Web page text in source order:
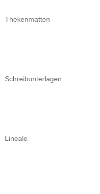
Thekenmatten
Schreibunterlagen
Lineale